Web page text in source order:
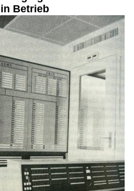
Betrieb